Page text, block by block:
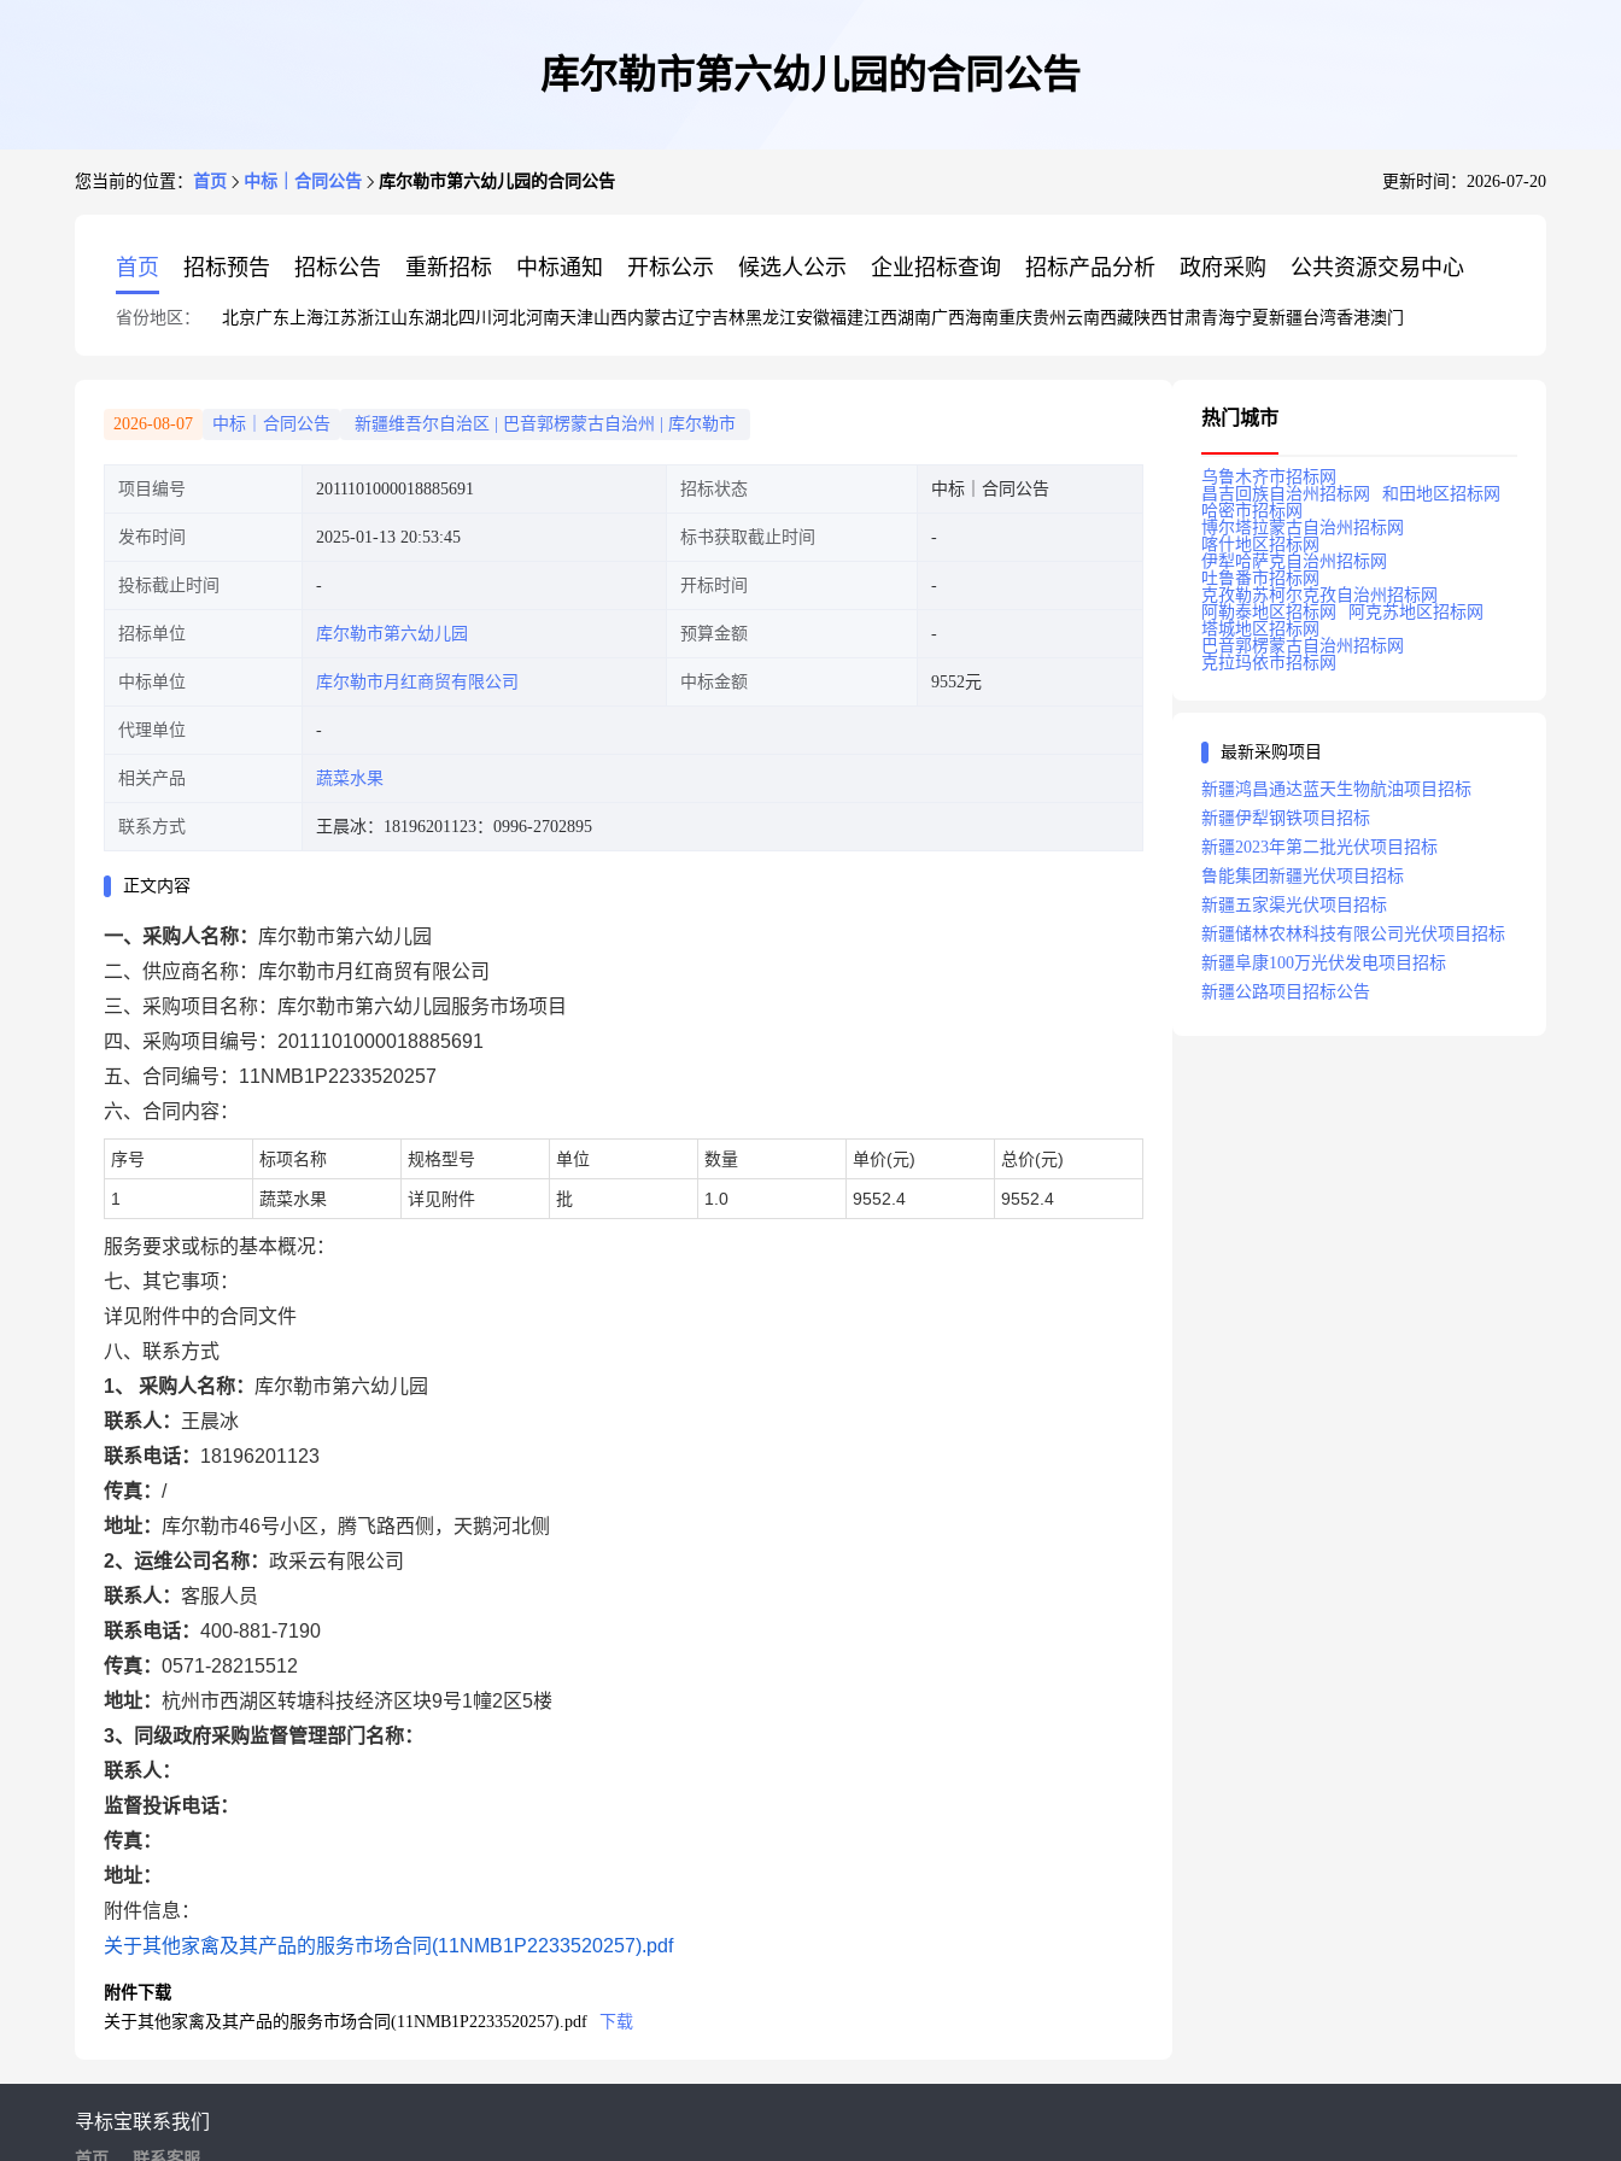
库尔勒市第六幼儿园的合同公告
您当前的位置： 首页 中标｜合同公告 库尔勒市第六幼儿园的合同公告 更新时间：2026-07-20
首页 招标预告 招标公告 重新招标 中标通知 开标公示 候选人公示 企业招标查询 招标产品分析 政府采购 公共资源交易中心
省份地区： 北京广东 上海江苏浙江山东湖北四川 河北河南天津山西内蒙古辽宁吉林黑龙江安徽福建江西湖南广西海南重庆贵州 云南西藏陕西甘肃青海宁夏新疆台湾香港澳门
2026-08-07 中标｜合同公告 新疆维吾尔自治区 巴音郭楞蒙古自治州 库尔勒市
项目编号 2011101000018885691 招标状态 中标｜合同公告
发布时间 2025-01-13 20:53:45 标书获取截止时间
投标截止时间 开标时间
招标单位 库尔勒市第六幼儿园 预算金额
中标单位 库尔勒市月红商贸有限公司 中标金额 9552元
代理单位
相关产品 蔬菜水果
联系方式 王晨冰：18196201123：0996-2702895
正文内容
一、采购人名称： 库尔勒市第六幼儿园
二、供应商名称： 库尔勒市月红商贸有限公司
三、采购项目名称： 库尔勒市第六幼儿园服务市场项目
四、采购项目编号： 2011101000018885691
五、合同编号： 11NMB1P2233520257
六、合同内容：
序号 标项名称 规格型号 单位 数量 单价(元) 总价(元)
1 蔬菜水果 详见附件 批 1.0 9552.4 9552.4
服务要求或标的基本概况：
七、其它事项：
详见附件中的合同文件
八、联系方式
1、 采购人名称： 库尔勒市第六幼儿园
联系人：
王晨冰
联系电话： 18196201123
传真： /
地址： 库尔勒市46号小区，腾飞路西侧，天鹅河北侧
2、运维公司名称： 政采云有限公司
联系人： 客服人员
联系电话： 400-881-7190
传真： 0571-28215512
地址： 杭州市西湖区转塘科技经济区块9号1幢2区5楼
3、同级政府采购监督管理部门名称：
联系人：
监督投诉电话：
传真：
地址：
附件信息：
关于其他家禽及其产品的服务市场合同(11NMB1P2233520257).pdf
附件下载
关于其他家禽及其产品的服务市场合同(11NMB1P2233520257).pdf
下载
热门城市
乌鲁木齐市招标网
昌吉回族自治州招标网
和田地区招标网
哈密市招标网
博尔塔拉蒙古自治州招标网
喀什地区招标网
伊犁哈萨克自治州招标网
吐鲁番市招标网
克孜勒苏柯尔克孜自治州招标网
阿勒泰地区招标网
阿克苏地区招标网
塔城地区招标网
巴音郭楞蒙古自治州招标网
克拉玛依市招标网
最新采购项目
新疆鸿昌通达蓝天生物航油项目招标
新疆伊犁钢铁项目招标
新疆2023年第二批光伏项目招标
鲁能集团新疆光伏项目招标
新疆五家渠光伏项目招标
新疆储林农林科技有限公司光伏项目招标
新疆阜康100万光伏发电项目招标
新疆公路项目招标公告
寻标宝联系我们